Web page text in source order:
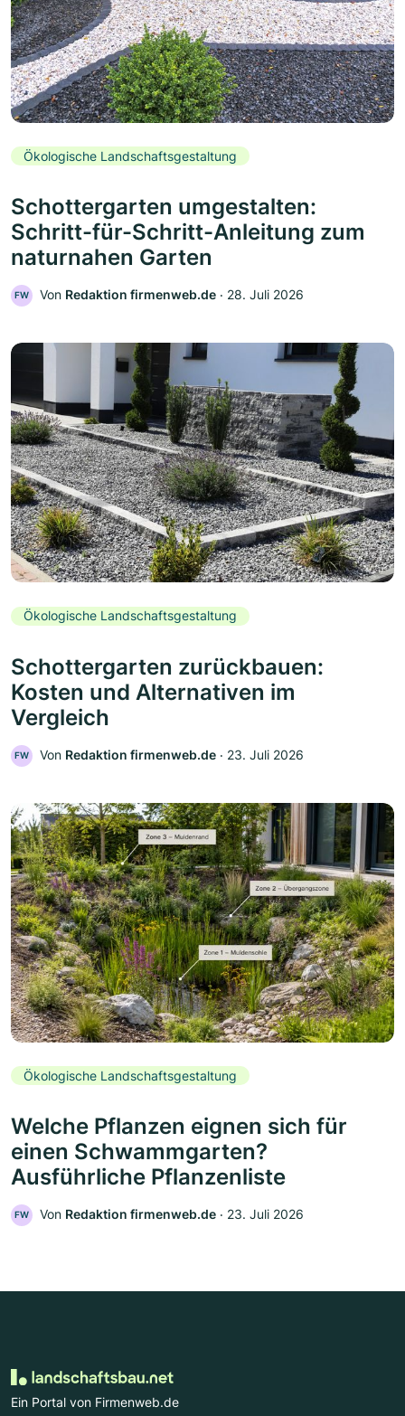
Ökologische Landschaftsgestaltung
Schottergarten umgestalten:
Schritt-für-Schritt-Anleitung zum
naturnahen Garten
FW Von Redaktion firmenweb.de ‧ 28. Juli 2026
Ökologische Landschaftsgestaltung
Schottergarten zurückbauen:
Kosten und Alternativen im
Vergleich
FW Von Redaktion firmenweb.de ‧ 23. Juli 2026
Ökologische Landschaftsgestaltung
Welche Pflanzen eignen sich für
einen Schwammgarten?
Ausführliche Pflanzenliste
FW Von Redaktion firmenweb.de ‧ 23. Juli 2026
Ein Portal von Firmenweb.de